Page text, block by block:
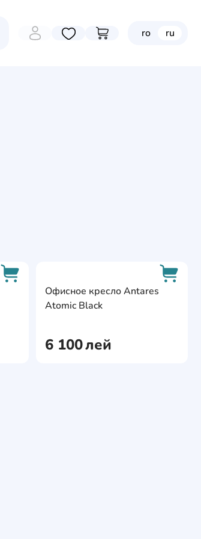
Избранные товары
Перейти в корзину
ro ru
AddCardToFavourite
Офисное кресло Antares
Atomic Black
6 100лей